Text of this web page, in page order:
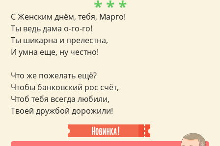
* * *
С Женским днём, тебя, Марго!
Ты ведь дама о-го-го!
Ты шикарна и прелестна,
И умна еще, ну честно!
Что же пожелать ещё?
Чтобы банковский рос счёт,
Чтоб тебя всегда любили,
Твоей дружбой дорожили!